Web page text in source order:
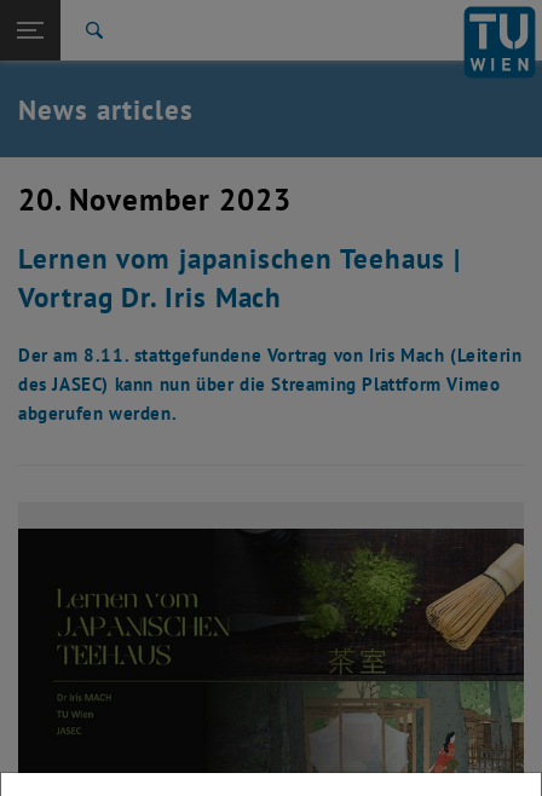
TU Login
Quicklinks
Toggle quicklinks menu
Studies
Career
Back: list subpages of parent page News
Back to:
News
News articles
News articles
20. November 2023
Lernen vom japanischen Teehaus |
Vortrag Dr. Iris Mach
Der am 8.11. stattgefundene Vortrag von Iris Mach (Leiterin
des JASEC) kann nun über die Streaming Plattform Vimeo
abgerufen werden.